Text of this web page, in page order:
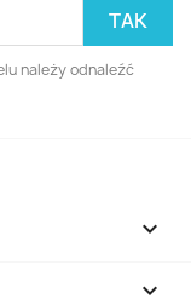
należy odnaleźć

